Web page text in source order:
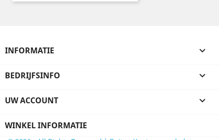
INFORMATIE 
BEDRIJFSINFO 
UW ACCOUNT 
WINKEL INFORMATIE